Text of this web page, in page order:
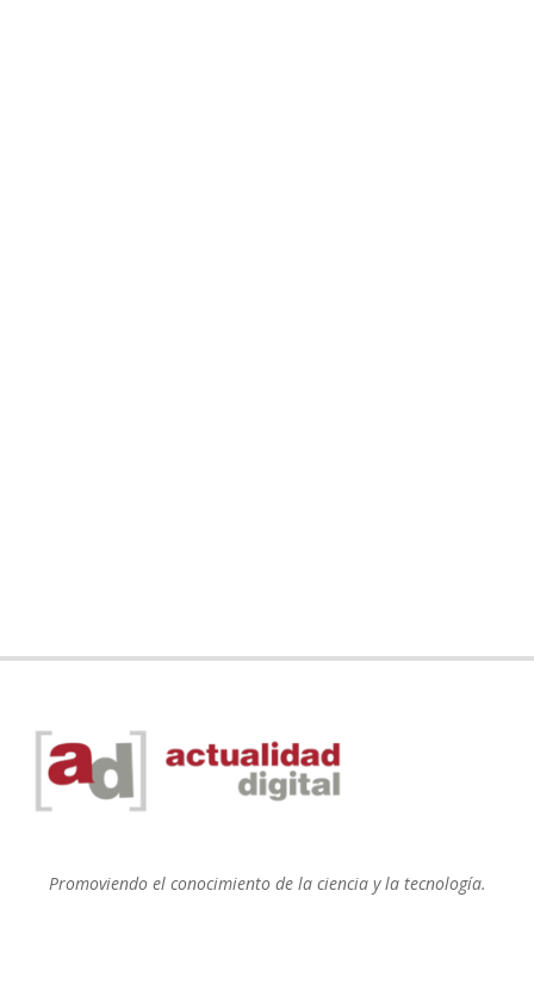
Promoviendo el conocimiento de la ciencia y la tecnología.